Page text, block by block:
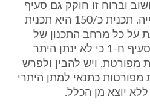
וברוח זו חוקק גם סעיף
145(ז) לחוק התכנון והבנייה. תכנית כ/150 היא תכנית
על כל מרחב התכנון של
קרית אתא. היא קובעת בסעיף ח-1 כי לא ינתן היתר
מפורטת, ויש להבין ולפרש
מפורטות כתנאי למתן היתרי
ללא יוצא מן הכלל.